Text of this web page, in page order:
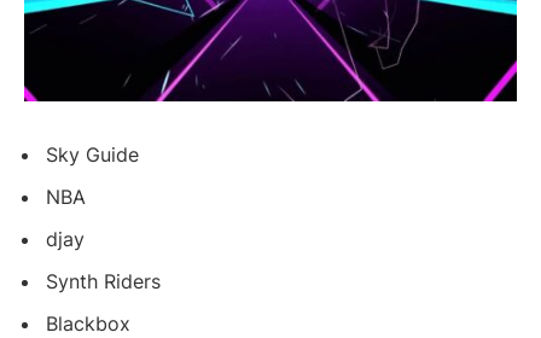
Sky Guide
NBA
djay
Synth Riders
Blackbox